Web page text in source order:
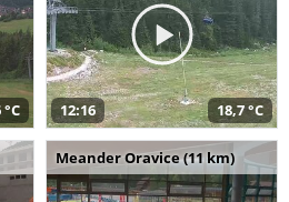
12:16 18,7 °C
Meander Oravice (11 km)